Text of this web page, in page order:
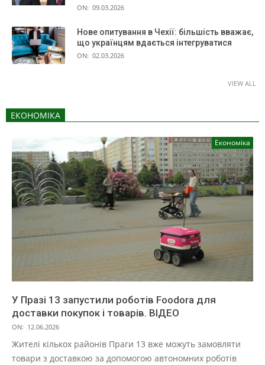
ON: 09.03.2026
Нове опитування в Чехії: більшість вважає,
що українцям вдається інтегруватися
ON: 02.03.2026
VIEW ALL
ЕКОНОМІКА
Економіка
У Празі 13 запустили роботів Foodora для
доставки покупок і товарів. ВІДЕО
ON: 12.06.2026
Жителі кількох районів Праги 13 вже можуть замовляти
товари з доставкою за допомогою автономних роботів